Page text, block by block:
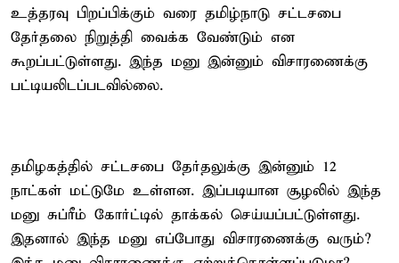
உத்தரவு பிறப்பிக்கும் வரை தமிழ்நாடு சட்டசபை
தேர்தலை நிறுத்தி வைக்க வேண்டும் என
கூறப்பட்டுள்ளது. இந்த மனு இன்னும் விசாரணைக்கு
பட்டியலிடப்படவில்லை.
தமிழகத்தில் சட்டசபை தேர்தலுக்கு இன்னும் 12
நாட்கள் மட்டுமே உள்ளன. இப்படியான சூழலில் இந்த
மனு சுப்ரீம் கோர்ட்டில் தாக்கல் செய்யப்பட்டுள்ளது.
இதனால் இந்த மனு எப்போது விசாரணைக்கு வரும்?